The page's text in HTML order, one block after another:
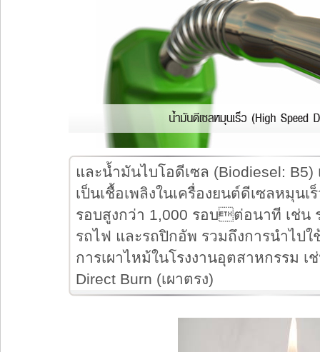
และน้ำมันไบโอดีเซล (Biodiesel: B5)
เป็นเชื้อเพลิงในเครื่องยนต์ดีเซลหมุนเ
รอบสูงกว่า 1,000 รอบต่อนาที เช่น
รถไฟ และรถปิกอัพ รวมถึงการนำไปใ
การเผาไหม้ในโรงงานอุตสาหกรรม เ
Direct Burn (เผาตรง)